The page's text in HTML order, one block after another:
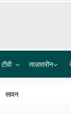
ताज़ातरीन
सावन